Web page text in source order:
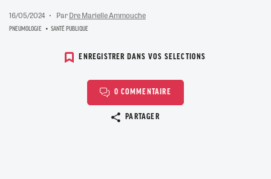
16/05/2024 ParDre Marielle Ammouche
PNEUMOLOGIE SANTÉ PUBLIQUE
ENREGISTRER DANS VOS SELECTIONS
0 COMMENTAIRE
PARTAGER